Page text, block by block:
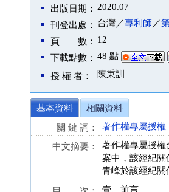
出版日期： 2020.07
刊登出處： 台灣／專利師 ／
頁 數： 12
下載點數： 48 點
授 權 者： 陳秉訓
基本資料
相關資料
關 鍵 詞：
著作權專屬授權
中文摘要：
著作權專屬授權
案中，該經紀關
青峰於該經紀關
壹、前言